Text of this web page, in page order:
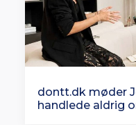
dontt.dk møder
handlede aldrig